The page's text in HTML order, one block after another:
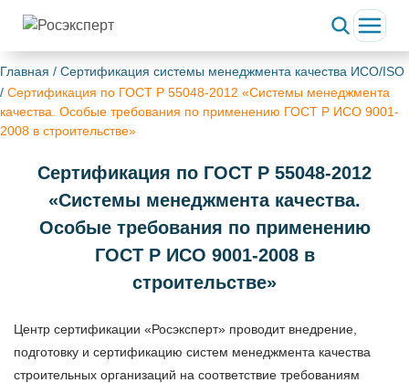
Главная / Сертификация системы менеджмента качества ИСО/ISO
/ Сертификация по ГОСТ Р 55048-2012 «Системы менеджмента
качества. Особые требования по применению ГОСТ Р ИСО 9001-
2008 в строительстве»
Сертификация по ГОСТ Р 55048-2012
«Системы менеджмента качества.
Особые требования по применению
ГОСТ Р ИСО 9001-2008 в
строительстве»
Центр сертификации «Росэксперт» проводит внедрение,
подготовку и сертификацию систем менеджмента качества
строительных организаций на соответствие требованиям